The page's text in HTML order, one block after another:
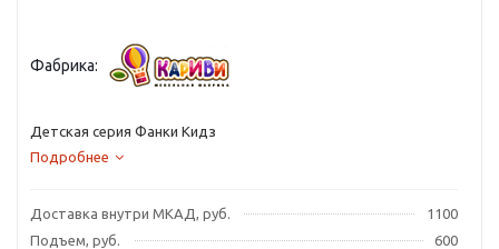
Фабрика:
Детская серия Фанки Кидз
Подробнее
Доставка внутри МКАД, руб.
1100
Подъем, руб.
600